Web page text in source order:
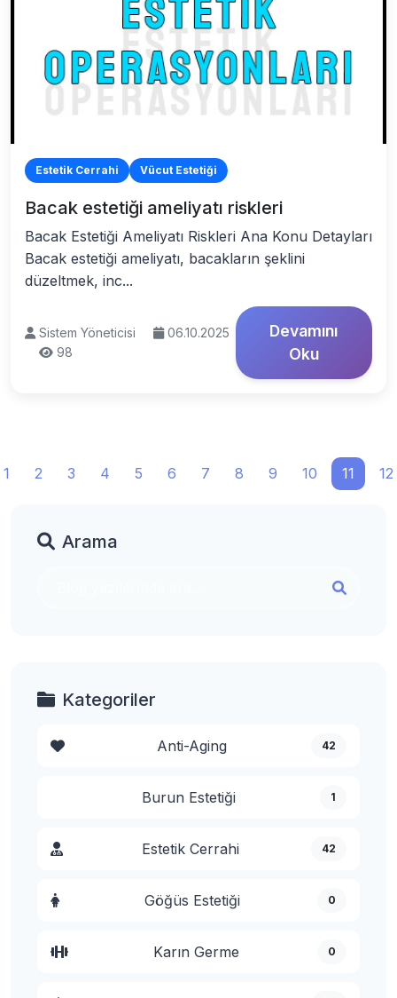
Estetik Cerrahi Vücut Estetiği
Bacak estetiği ameliyatı riskleri
Bacak Estetiği Ameliyatı Riskleri Ana Konu Detayları
Bacak estetiği ameliyatı, bacakların şeklini
düzeltmek, inc...
Sistem Yöneticisi
06.10.2025
98
Devamını
Oku
1 2 3 4 5 6 7 8 9 10 11 12
Arama
Kategoriler
Anti-Aging 42
Burun Estetiği 1
Estetik Cerrahi 42
Göğüs Estetiği 0
Karın Germe 0